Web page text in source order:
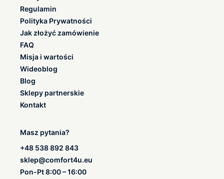
Regulamin
Polityka Prywatności
Jak złożyć zamówienie
FAQ
Misja i wartości
Wideoblog
Blog
Sklepy partnerskie
Kontakt
Masz pytania?
+48 538 892 843
sklep@comfort4u.eu
Pon-Pt 8:00 – 16:00